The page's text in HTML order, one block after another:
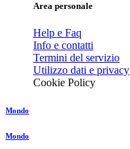
Area personale
Help e Faq
Info e contatti
Termini del servizio
Utilizzo dati e privacy
Cookie Policy
Mondo
Mondo